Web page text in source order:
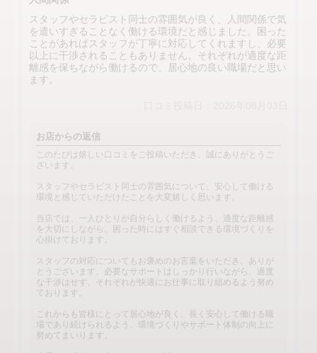
スタッフやセラピスト同士の雰囲気が良く、人間関係で気
を遣いすぎることなく働ける環境だと感じました。困った
ことがあればスタッフが丁寧に対応してくれますし、必要
以上に干渉されることもありません。それぞれが適度な距
離感を保ちながら働けるので、居心地の良い職場だと思い
ます。
お店からの返信
このたびは嬉しい口コミをご投稿いただき、誠にありがとうご
ざいます。
スタッフやセラピスト同士の雰囲気について、安心して働ける
環境と感じていただけたことを大変嬉しく思います。
当店では、一人ひとりが自分らしく働けるよう、適度な距離感
を大切にしながら、困った時にはすぐ相談できる環境づくりを
心掛けております。
スタッフの対応についてもお褒めのお言葉をいただき、ありが
とうございます。必要なサポートはしっかり行いながら、過度
な干渉はせず、それぞれが快適にお仕事に取り組めるよう努め
ております。
これからも皆様にとって居心地が良く、長く安心して働ける職
場であり続けられるよう、環境づくりやサポート体制の向上に
努めてまいります。